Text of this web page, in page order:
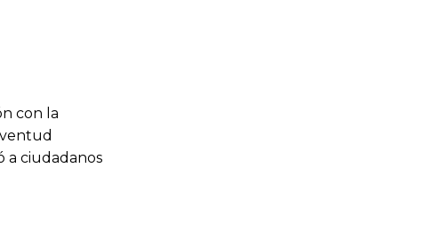
con la
a ciudadanos